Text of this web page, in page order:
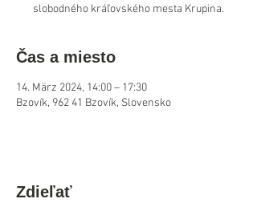
slobodného kráľovského mesta Krupina.
Čas a miesto
14. März 2024, 14:00 – 17:30
Bzovík, 962 41 Bzovík, Slovensko
Zdieľať